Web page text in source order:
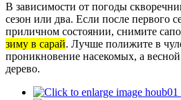
В зависимости от погоды
сезон или два. Если после первого
приличном состоянии, снимите
зиму в сарай. Лучше полижите в
проникновение насекомых, а
дерево.